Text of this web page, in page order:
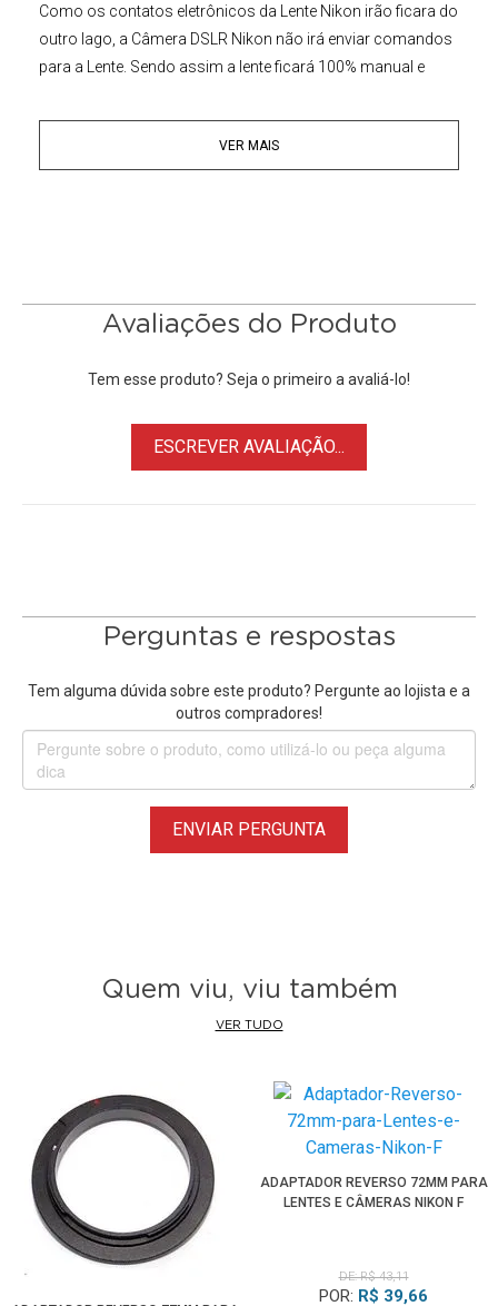
Como os contatos eletrônicos da Lente Nikon irão ficara do
outro lago, a Câmera DSLR Nikon não irá enviar comandos
para a Lente. Sendo assim a lente ficará 100% manual e
diafragma eletrônico de sua lente não irão funcionar.
• Possibilita fotografia Macro com lente comum
Obs: O tamanho da rosca da frontal da lente de sua câmera
impresso embaixo da tampa da lente. Este número é
sempre precedido por um símbolo "ø" (diâmetro).
VER MAIS
Avaliações do Produto
Tem esse produto? Seja o primeiro a avaliá-lo!
ESCREVER AVALIAÇÃO...
Perguntas e respostas
Tem alguma dúvida sobre este produto? Pergunte ao lojista e a
outros compradores!
ENVIAR PERGUNTA
Quem viu, viu também
VER TUDO
ADAPTADOR REVERSO 72MM PARA
LENTES E CÂMERAS NIKON F
DE: R$ 43,11
POR: R$ 39,66